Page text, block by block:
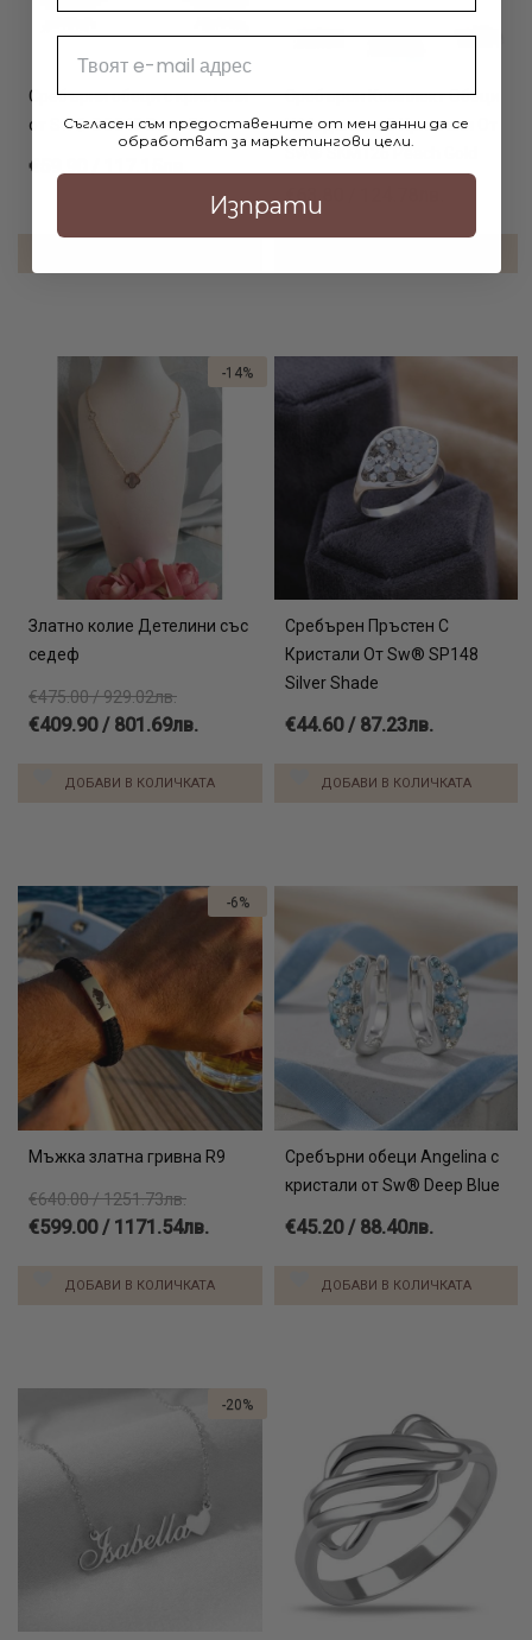
Сребърни обеци с кристали
от Sw® SO348 Deep Blue
€59.90 / 117.15лв.
Сребърен Комплект Обеци
И Медальон С Кристали От
Sw® SKM126 Peach Gold
Златно колие Детелини със
седеф
€475.00 / 929.02лв.
€409.90 / 801.69лв.
ДОБАВИ В КОЛИЧКАТА
-14%
Сребърен Пръстен С
Кристали От Sw® SP148
Silver Shade
€44.60 / 87.23лв.
ДОБАВИ В КОЛИЧКАТА
Мъжка златна гривна R9
€640.00 / 1251.73лв.
€599.00 / 1171.54лв.
ДОБАВИ В КОЛИЧКАТА
-6%
Сребърни обеци Angelina с
кристали от Sw® Deep Blue
€45.20 / 88.40лв.
ДОБАВИ В КОЛИЧКАТА
-20%
Съгласен съм предоставените от мен данни да се
обработват за маркетингови цели.
Изпрати